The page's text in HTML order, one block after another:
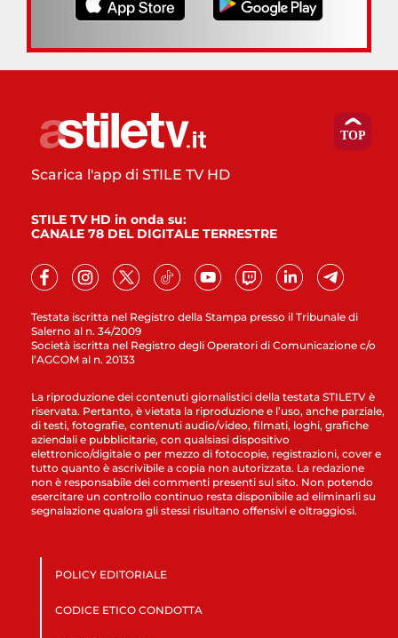
Testata iscritta nel Registro della Stampa presso il Tribunale di
Salerno al n. 34/2009
Società iscritta nel Registro degli Operatori di Comunicazione c/o
l’AGCOM al n. 20133
Scarica l'app di STILE TV HD
STILE TV HD in onda su:
CANALE 78 DEL DIGITALE TERRESTRE
La riproduzione dei contenuti giornalistici della testata STILETV è
riservata. Pertanto, è vietata la riproduzione e l’uso, anche parziale,
di testi, fotografie, contenuti audio/video, filmati, loghi, grafiche
aziendali e pubblicitarie, con qualsiasi dispositivo
elettronico/digitale o per mezzo di fotocopie, registrazioni, cover e
tutto quanto è ascrivibile a copia non autorizzata. La redazione
non è responsabile dei commenti presenti sul sito. Non potendo
esercitare un controllo continuo resta disponibile ad eliminarli su
segnalazione qualora gli stessi risultano offensivi e oltraggiosi.
POLICY EDITORIALE
CODICE ETICO CONDOTTA